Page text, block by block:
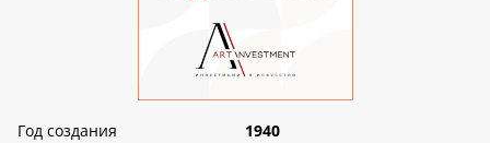
Год создания
1940